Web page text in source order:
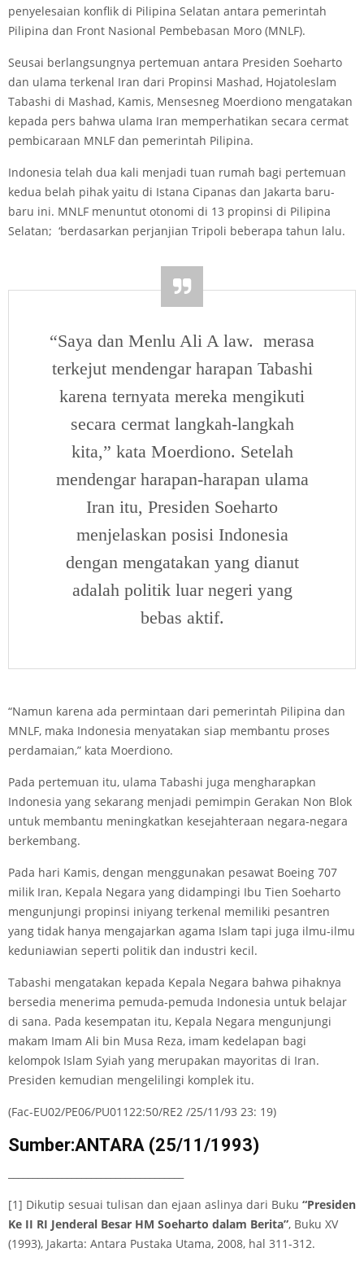
penyelesaian konflik di Pilipina Selatan antara pemerintah
Pilipina dan Front Nasional Pembebasan Moro (MNLF).
Seusai berlangsungnya pertemuan antara Presiden Soeharto
dan ulama terkenal Iran dari Propinsi Mashad, Hojatoleslam
Tabashi di Mashad, Kamis, Mensesneg Moerdiono mengatakan
kepada pers bahwa ulama Iran memperhatikan secara cermat
pembicaraan MNLF dan pemerintah Pilipina.
Indonesia telah dua kali menjadi tuan rumah bagi pertemuan
kedua belah pihak yaitu di Istana Cipanas dan Jakarta baru-
baru ini. MNLF menuntut otonomi di 13 propinsi di Pilipina
Selatan; ‘berdasarkan perjanjian Tripoli beberapa tahun lalu.
“Saya dan Menlu Ali A law. merasa
terkejut mendengar harapan Tabashi
karena ternyata mereka mengikuti
secara cermat langkah-langkah
kita,” kata Moerdiono. Setelah
mendengar harapan-harapan ulama
Iran itu, Presiden Soeharto
menjelaskan posisi Indonesia
dengan mengatakan yang dianut
adalah politik luar negeri yang
bebas aktif.
“Namun karena ada permintaan dari pemerintah Pilipina dan
MNLF, maka Indonesia menyatakan siap membantu proses
perdamaian,” kata Moerdiono.
Pada pertemuan itu, ulama Tabashi juga mengharapkan
Indonesia yang sekarang menjadi pemimpin Gerakan Non Blok
untuk membantu meningkatkan kesejahteraan negara-negara
berkembang.
Pada hari Kamis, dengan menggunakan pesawat Boeing 707
milik Iran, Kepala Negara yang didampingi Ibu Tien Soeharto
mengunjungi propinsi iniyang terkenal memiliki pesantren
yang tidak hanya mengajarkan agama Islam tapi juga ilmu-ilmu
keduniawian seperti politik dan industri kecil.
Tabashi mengatakan kepada Kepala Negara bahwa pihaknya
bersedia menerima pemuda-pemuda Indonesia untuk belajar
di sana. Pada kesempatan itu, Kepala Negara mengunjungi
makam Imam Ali bin Musa Reza, imam kedelapan bagi
kelompok Islam Syiah yang merupakan mayoritas di Iran.
Presiden kemudian mengelilingi komplek itu.
(Fac-EU02/PE06/PU01122:50/RE2 /25/11/93 23: 19)
Sumber:ANTARA (25/11/1993)
[1] Dikutip sesuai tulisan dan ejaan aslinya dari Buku “Presiden
Ke II RI Jenderal Besar HM Soeharto dalam Berita”, Buku XV
(1993), Jakarta: Antara Pustaka Utama, 2008, hal 311-312.